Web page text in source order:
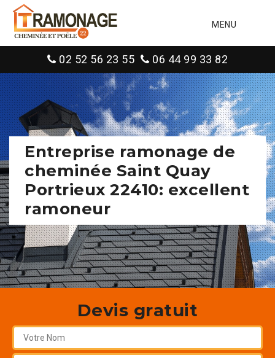
MENU
02 52 56 23 55 06 44 99 33 82
Entreprise ramonage de
cheminée Saint Quay
Portrieux 22410: excellent
ramoneur
Devis gratuit